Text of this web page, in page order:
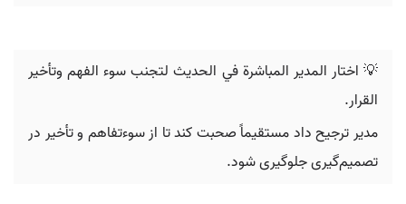
💡 اختار المدير المباشرة في الحديث لتجنب سوء الفهم وتأخير
القرار.
مدیر ترجیح داد مستقیماً صحبت کند تا از سوءتفاهم و تأخیر در
تصمیم‌گیری جلوگیری شود.